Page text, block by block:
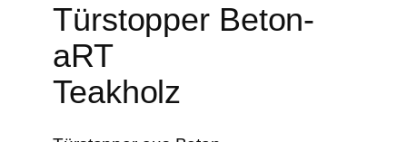
Türstopper Beton-
aRT
Teakholz